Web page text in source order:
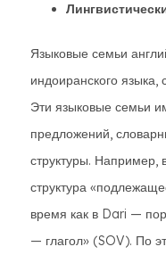
Языковые семьи
индоиранского языка,
Эти языковые семьи
предложений,
структуры. Например,
структура
время как в Dari —
— глагол» (SOV). По